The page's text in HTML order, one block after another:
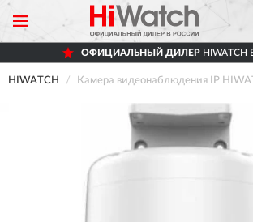
ОФИЦИАЛЬНЫЙ ДИЛЕР
HIWATCH Камера видеонаблюдения IP